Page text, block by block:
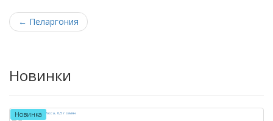
← Пеларгония
Новинки
Новинка